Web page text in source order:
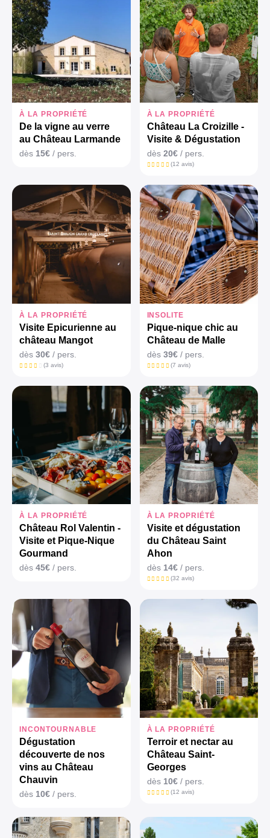
À LA PROPRIÉTÉ
De la vigne au verre
au Château Larmande
dès 15€ / pers.
À LA PROPRIÉTÉ
Château La Croizille -
Visite & Dégustation
dès 20€/ pers.
(12 avis)
À LA PROPRIÉTÉ
Visite Epicurienne au
château Mangot
dès 30€ / pers.
(3 avis)
INSOLITE
Pique-nique chic au
Château de Malle
dès 39€/ pers.
(7 avis)
À LA PROPRIÉTÉ
Château Rol Valentin -
Visite et Pique-Nique
Gourmand
dès 45€ / pers.
À LA PROPRIÉTÉ
Visite et dégustation
du Château Saint
Ahon
dès 14€/ pers.
(32 avis)
INCONTOURNABLE
Dégustation
découverte de nos
vins au Château
Chauvin
dès 10€ / pers.
À LA PROPRIÉTÉ
Terroir et nectar au
Château Saint-
Georges
dès 10€/ pers.
(12 avis)